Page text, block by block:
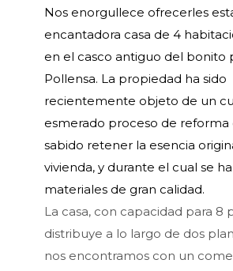
Nos enorgullece ofrecerles
encantadora casa de 4
en el casco antiguo del bonito
Pollensa. La propiedad ha sido
recientemente objeto de un
esmerado proceso de reforma
sabido retener la esencia
vivienda, y durante el cual se
materiales de gran calidad.
La casa, con capacidad para 8
distribuye a lo largo de dos
nos encontramos con un